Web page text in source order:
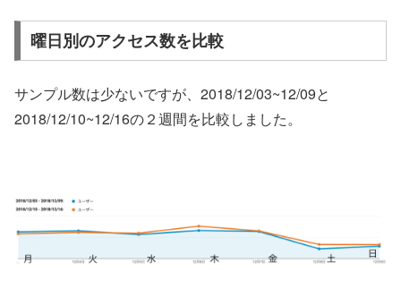
曜日別のアクセス数を比較
サンプル数は少ないですが、2018/12/03~12/09と
2018/12/10~12/16の２週間を比較しました。